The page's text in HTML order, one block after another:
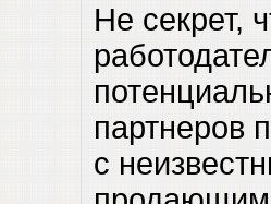
Не секрет,
партнеров
с